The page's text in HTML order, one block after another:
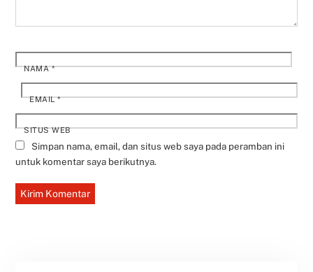
NAMA*
EMAIL*
SITUS WEB
Simpan nama, email, dan situs web saya pada peramban ini
untuk komentar saya berikutnya.